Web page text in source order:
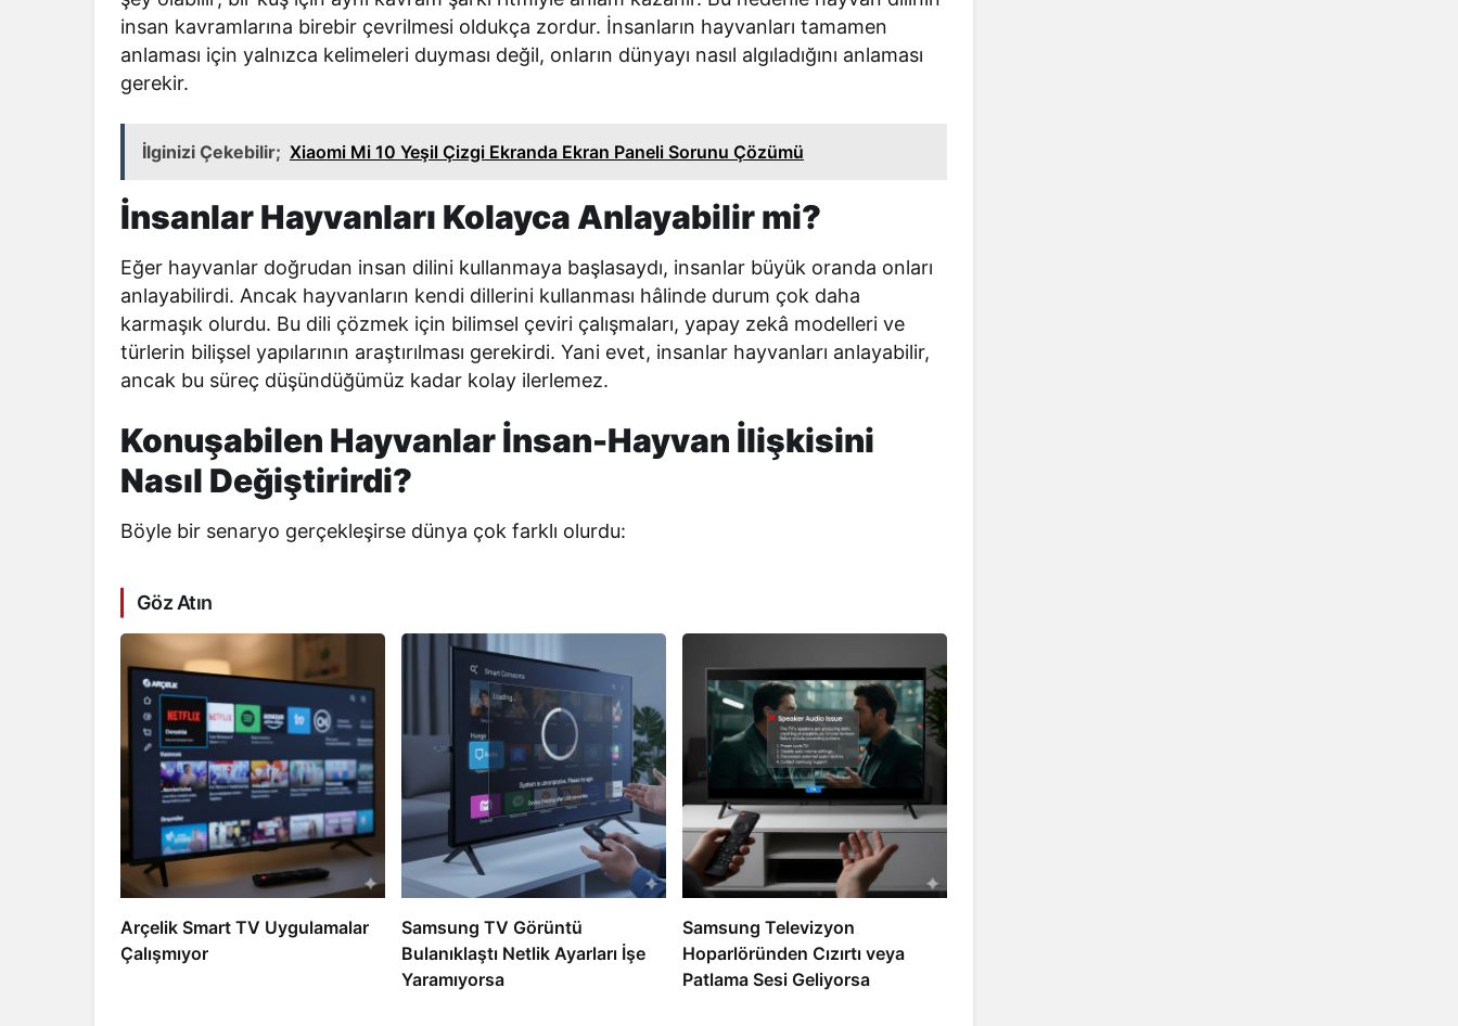
insan kavramlarına birebir çevrilmesi oldukça zordur. İnsanların hayvanları tamamen
anlaması için yalnızca kelimeleri duyması değil, onların dünyayı nasıl algıladığını anlaması
gerekir.
İlginizi Çekebilir; Xiaomi Mi 10 Yeşil Çizgi Ekranda Ekran Paneli Sorunu Çözümü
İnsanlar Hayvanları Kolayca Anlayabilir mi?
Eğer hayvanlar doğrudan insan dilini kullanmaya başlasaydı, insanlar büyük oranda onları
anlayabilirdi. Ancak hayvanların kendi dillerini kullanması hâlinde durum çok daha
karmaşık olurdu. Bu dili çözmek için bilimsel çeviri çalışmaları, yapay zekâ modelleri ve
türlerin bilişsel yapılarının araştırılması gerekirdi. Yani evet, insanlar hayvanları anlayabilir,
ancak bu süreç düşündüğümüz kadar kolay ilerlemez.
Konuşabilen Hayvanlar İnsan-Hayvan İlişkisini
Nasıl Değiştirirdi?
Böyle bir senaryo gerçekleşirse dünya çok farklı olurdu:
Göz Atın
Arçelik Smart TV Uygulamalar
Çalışmıyor
Samsung TV Görüntü
Bulanıklaştı Netlik Ayarları İşe
Yaramıyorsa
Samsung Televizyon
Hoparlöründen Cızırtı veya
Patlama Sesi Geliyorsa